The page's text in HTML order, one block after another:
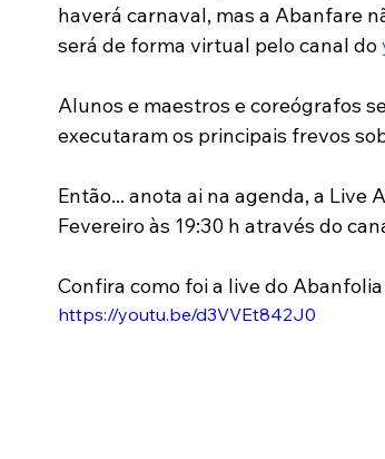
haverá carnaval, mas a Abanfare
será de forma virtual pelo canal do
Alunos e maestros e coreógrafos
executaram os principais frevos
Então... anota ai na agenda, a Live
Fevereiro às 19:30 h através do
Confira como foi a live do Abanfolia
https://youtu.be/d3VVEt842J0